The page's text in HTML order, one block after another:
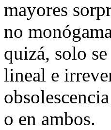
mayores
no
quizá, solo
lineal e
o en ambos.